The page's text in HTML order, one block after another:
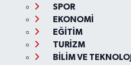
SPOR
EKONOMİ
EĞİTİM
TURİZM
BİLİM VE TEKNOLOJİ